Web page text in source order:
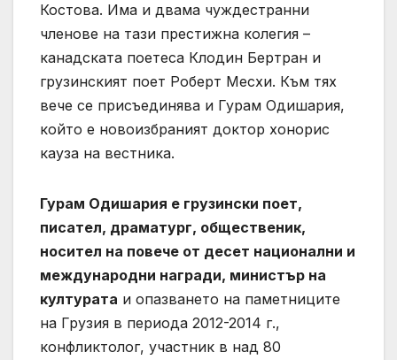
Костова. Има и двама чуждестранни
членове на тази престижна колегия –
канадската поетеса Клодин Бертран и
грузинският поет Роберт Месхи. Към тях
вече се присъединява и Гурам Одишария,
който е новоизбраният доктор хонорис
кауза на вестника.
Гурам Одишария е грузински поет,
писател, драматург, общественик,
носител на повече от десет национални и
международни награди, министър на
културата и опазването на паметниците
на Грузия в периода 2012-2014 г.,
конфликтолог, участник в над 80